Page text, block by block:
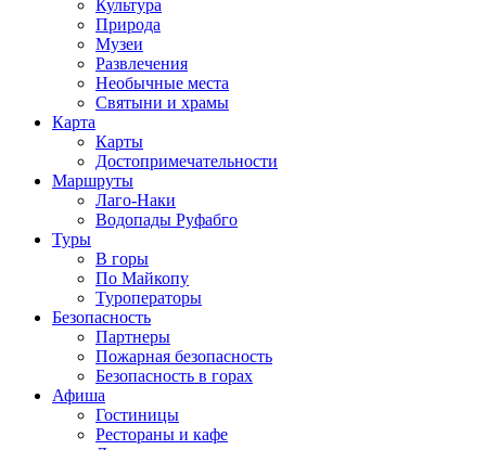
Культура
Природа
Музеи
Развлечения
Необычные места
Святыни и храмы
Карта
Карты
Достопримечательности
Маршруты
Лаго-Наки
Водопады Руфабго
Туры
В горы
По Майкопу
Туроператоры
Безопасность
Партнеры
Пожарная безопасность
Безопасность в горах
Афиша
Гостиницы
Рестораны и кафе